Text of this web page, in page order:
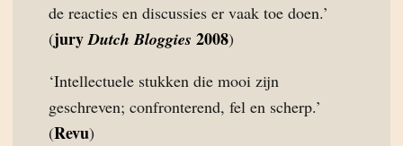
de reacties en discussies er vaak toe doen.’
(juryDutch Bloggies 2008)
‘Intellectuele stukken die mooi zijn
geschreven; confronterend, fel en scherp.’
(Revu)